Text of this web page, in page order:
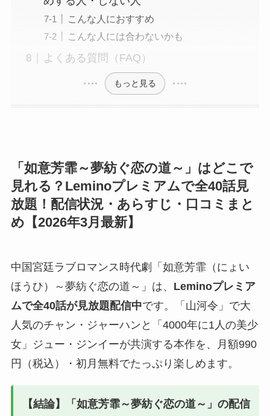
こんな人におすすめ
こんな人には合わないかも
よくある質問（FAQ）
もっと見る
「如意芳霏～夢紡ぐ恋の道～」はどこで
見れる？Leminoプレミアムで全40話見
放題！配信状況・あらすじ・口コミまと
め【2026年3月最新】
中国宮廷ラブロマンス時代劇「如意芳霏（にょい
ほうひ）～夢紡ぐ恋の道～」は、 Leminoプレミア
ムで全40話が見放題配信中です。「山河令」で大
人気のチャン・ジャーハンと「4000年に1人の美少
女」ジュー・ジンイーが共演する本作を、月額990
円（税込）・初月無料でたっぷり楽しめます。
【結論】「如意芳霏～夢紡ぐ恋の道～」の配信